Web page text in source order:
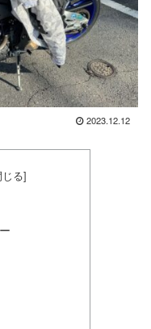
2023.12.12